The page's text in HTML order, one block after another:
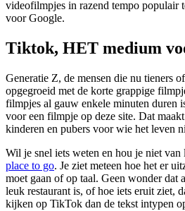
videofilmpjes in razend tempo populair
voor Google.
Tiktok, HET medium
Generatie Z, de mensen die nu tieners
opgegroeid met de korte grappige
filmpjes al gauw enkele minuten duren
voor een filmpje op deze site. Dat
kinderen en pubers voor wie het leven
Wil je snel iets weten en hou je niet
place to go. Je ziet meteen hoe het er
moet gaan of op taal. Geen wonder dat
leuk restaurant is, of hoe iets eruit ziet,
kijken op TikTok dan de tekst intypen